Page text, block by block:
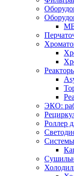
ЭКО:
Роллер
Системы